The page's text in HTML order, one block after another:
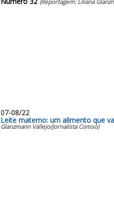
(Reportagem: Liliana
07-08/22
Leite materno: um alimento que
Glanzmann Vallejo/Jornalista Comso)